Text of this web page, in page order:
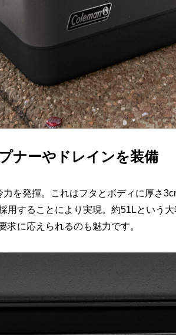
ナーやドレインを装備
を発揮。これはフタとボディに厚さ
用することにより実現。約51Lという
求に応えられるのも魅力です。